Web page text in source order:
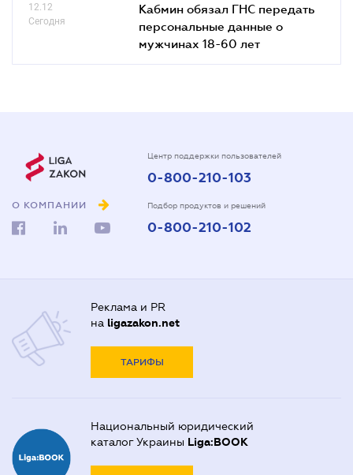
12.12
Сегодня
Кабмин обязал ГНС передать
персональные данные о
мужчинах 18-60 лет
О КОМПАНИИ
Центр поддержки пользователей
0-800-210-103
Подбор продуктов и решений
0-800-210-102
Реклама и PR
на ligazakon.net
ТАРИФЫ
Национальный юридический
каталог Украины Liga:BOOK